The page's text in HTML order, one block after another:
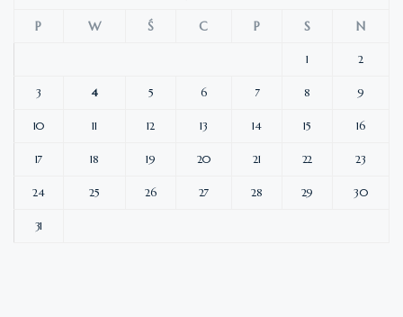
P W Ś C P S N
1 2
3 4 5 6 7 8 9
10 11 12 13 14 15 16
17 18 19 20 21 22 23
24 25 26 27 28 29 30
31